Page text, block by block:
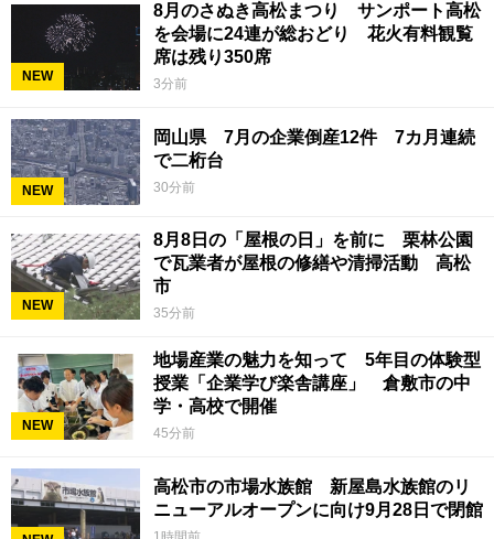
NEW
8月のさぬき高松まつり サンポート高松
を会場に24連が総おどり 花火有料観覧
席は残り350席
3分前
NEW
岡山県 7月の企業倒産12件 7カ月連続
で二桁台
30分前
NEW
8月8日の「屋根の日」を前に 栗林公園
で瓦業者が屋根の修繕や清掃活動 高松
市
35分前
NEW
地場産業の魅力を知って 5年目の体験型
授業「企業学び楽舎講座」 倉敷市の中
学・高校で開催
45分前
高松市の市場水族館 新屋島水族館のリ
ニューアルオープンに向け9月28日で閉館